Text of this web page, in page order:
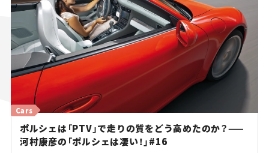
ポルシェは「PTV」で走りの質をどう高めたのか？——
河村康彦の「ポルシェは凄い！」#16
Cars